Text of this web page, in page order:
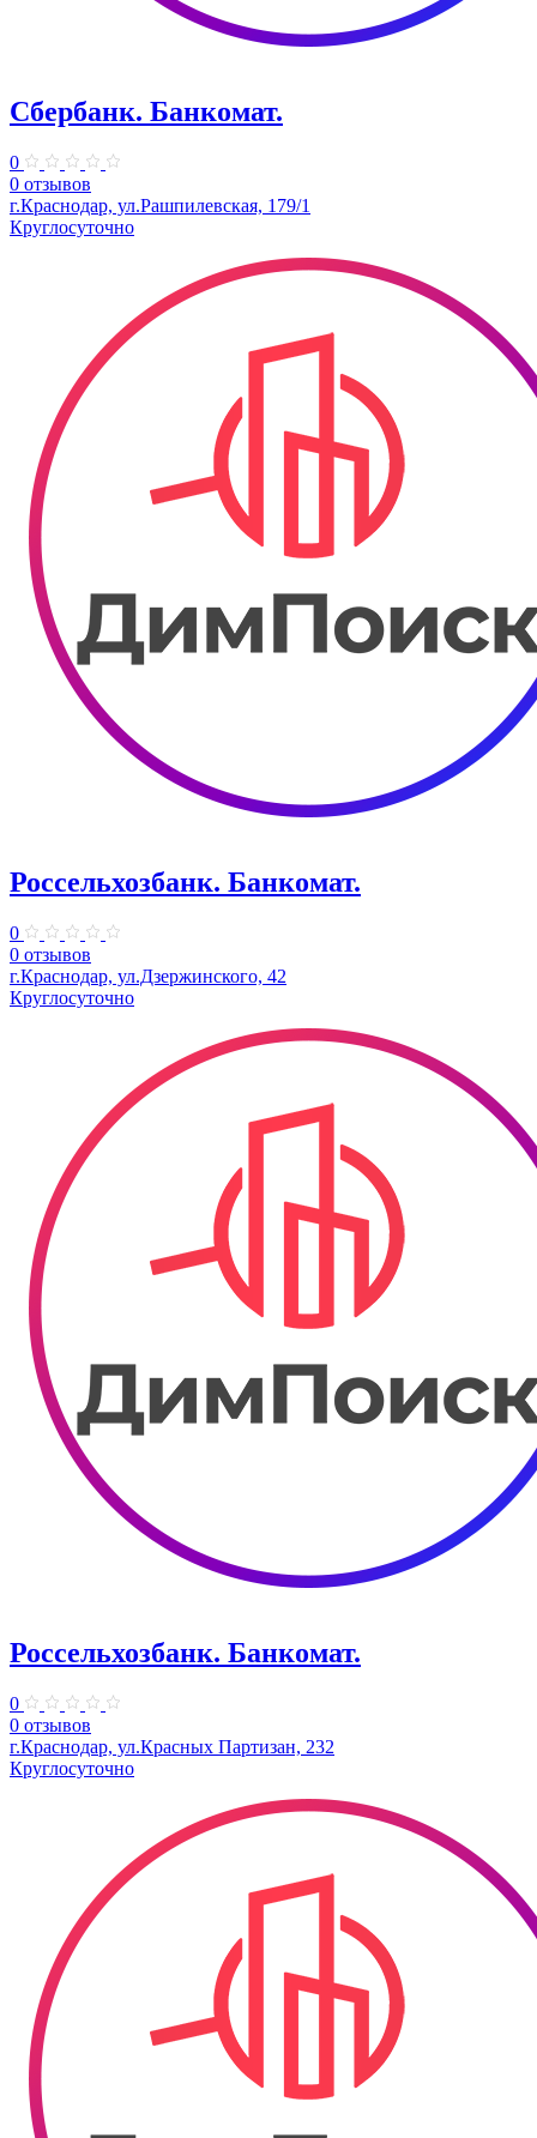
Сбербанк. Банкомат.
0
0 отзывов
г.Краснодар, ул.Рашпилевская, 179/1
Круглосуточно
Россельхозбанк. Банкомат.
0
0 отзывов
г.Краснодар, ул.Дзержинского, 42
Круглосуточно
Россельхозбанк. Банкомат.
0
0 отзывов
г.Краснодар, ул.Красных Партизан, 232
Круглосуточно